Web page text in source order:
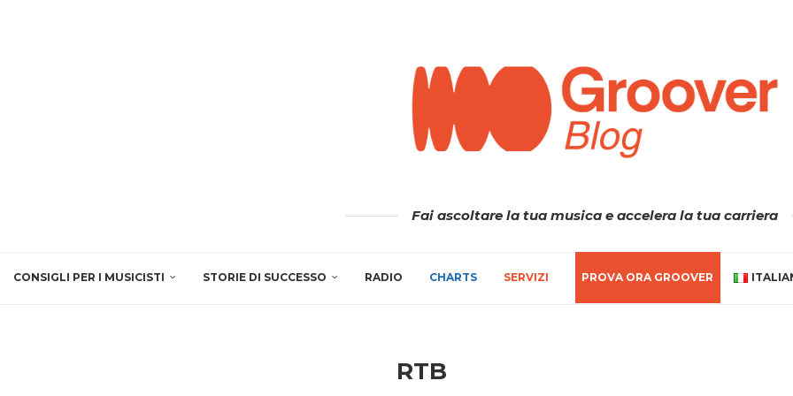
Fai ascoltare la tua musica e accelera la tua carriera
CONSIGLI PER I MUSICISTI STORIE DI SUCCESSO RADIO CHARTS SERVIZI PROVA ORA GROOVER
RTB